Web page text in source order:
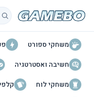
משחקי ספורט
חשיבה ואסטרטגיה
משחקי לוח